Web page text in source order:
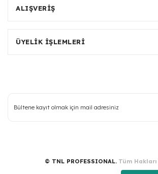
ALIŞVERİŞ
ÜYELİK İŞLEMLERİ
© TNL PROFESSIONAL. Tüm Hakları